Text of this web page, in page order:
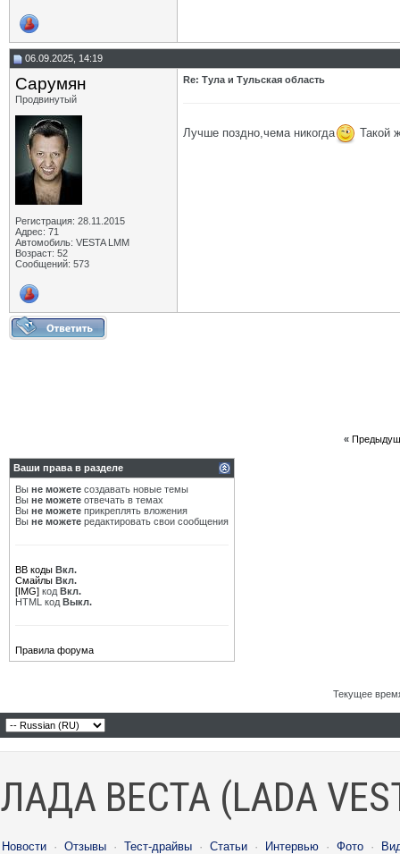
06.09.2025, 14:19
Сарумян
Продвинутый
Регистрация: 28.11.2015
Адрес: 71
Автомобиль: VESTA LMM
Возраст: 52
Сообщений: 573
Re: Тула и Тульская область
Лучше поздно,чема никогда Такой
«
Ваши права в разделе
Вы не можете создавать новые темы
Вы не можете отвечать в темах
Вы не можете прикреплять вложения
Вы не можете редактировать свои сообщения
BB коды Вкл.
Смайлы Вкл.
[IMG] код Вкл.
HTML код Выкл.
Правила форума
Текущее
ЛАДА ВЕСТА (LADA
Новости · Отзывы · Тест-драйвы · Статьи · Интервью · Фото ·